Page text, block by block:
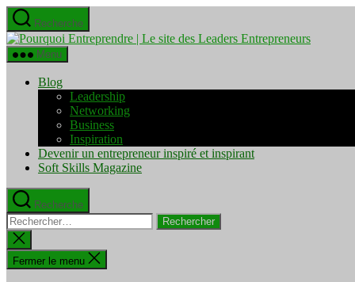
Aller
au
contenu
Recherche
Pourquoi
Menu
Blog
Leadership
Networking
Business
Inspiration
Devenir un entrepreneur inspiré et inspirant
Soft Skills Magazine
Recherche
Rechercher :
Fermer
la
recherche
Fermer le menu